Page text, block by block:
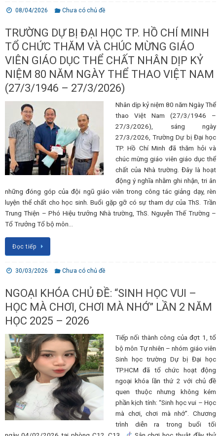
08/04/2026 Chưa có chủ đề
TRƯỜNG DỰ BỊ ĐẠI HỌC TP. HỒ CHÍ MINH
TỔ CHỨC THĂM VÀ CHÚC MỪNG GIÁO
VIÊN GIÁO DỤC THỂ CHẤT NHÂN DỊP KỶ
NIỆM 80 NĂM NGÀY THỂ THAO VIỆT NAM
(27/3/1946 – 27/3/2026)
Nhân dịp kỷ niệm 80 năm Ngày Thể
thao Việt Nam (27/3/1946 –
27/3/2026), sáng ngày
27/3/2026, Trường Dự bị Đại học
TP. Hồ Chí Minh đã thăm hỏi và
chúc mừng giáo viên giáo dục thể
chất của Nhà trường. Đây là hoạt
động ý nghĩa nhằm ghi nhận, tri ân
những đóng góp của đội ngũ giáo viên trong công tác giảng dạy, rèn
luyện thể chất cho học sinh. Buổi gặp gỡ có sự tham dự của ThS. Trần
Trung Thiện – Phó Hiệu trưởng Nhà trường, ThS. Nguyễn Thế Trường –
Tổ Trưởng Tổ bộ môn…
Đọc tiếp
30/03/2026 Chưa có chủ đề
NGOẠI KHÓA CHỦ ĐỀ: “SINH HỌC VUI –
HỌC MÀ CHƠI, CHƠI MÀ NHỚ” LẦN 2 NĂM
HỌC 2025 – 2026
Tiếp nối thành công của đợt 1, tổ
bộ môn Tự nhiên – nhóm giáo viên
Sinh học trường Dự bị Đại học
TP.HCM đã tổ chức hoạt động
ngoại khóa lần thứ 2 với chủ đề
quen thuộc nhưng không kém
phần kịch tính: “Sinh học vui – Học
mà chơi, chơi mà nhớ”. Chương
trình diễn ra trong buổi tối